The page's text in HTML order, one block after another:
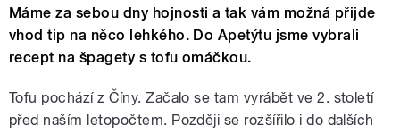
Máme za sebou dny hojnosti a tak vám možná přijde
vhod tip na něco lehkého. Do Apetýtu jsme vybrali
recept na špagety s tofu omáčkou.
Tofu pochází z Číny. Začalo se tam vyrábět ve 2. století
před naším letopočtem. Později se rozšířilo i do dalších